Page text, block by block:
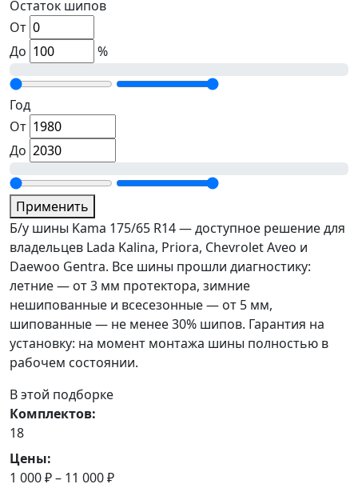
Остаток шипов
От
До
%
Год
От
До
Применить
Б/у шины Kama 175/65 R14 — доступное решение для
владельцев Lada Kalina, Priora, Chevrolet Aveo и
Daewoo Gentra. Все шины прошли диагностику:
летние — от 3 мм протектора, зимние
нешипованные и всесезонные — от 5 мм,
шипованные — не менее 30% шипов. Гарантия на
установку: на момент монтажа шины полностью в
рабочем состоянии.
В этой подборке
Комплектов:
18
Цены:
1 000 ₽ – 11 000 ₽